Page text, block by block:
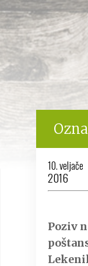
10. veljače
2016
Poziv